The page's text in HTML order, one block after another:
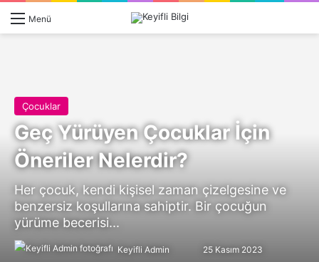
Menü
Çocuklar
Geç Yürüyen Çocuklar İçin
Öneriler Nelerdir?
Her çocuk, kendi kişisel zaman çizelgesine ve
benzersiz koşullarına sahiptir. Bir çocuğun
yürüme becerisi...
Keyifli Admin
Follow25 Kasım 2023